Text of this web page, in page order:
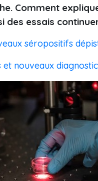
Comment
des essais
séropositifs
nouveaux